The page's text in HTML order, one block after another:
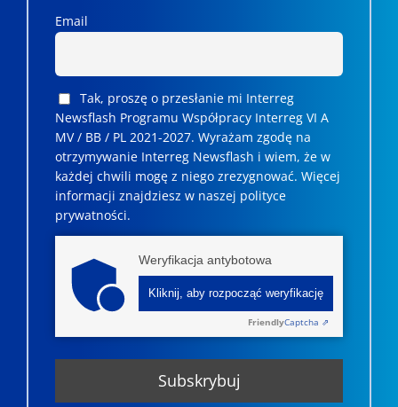
Email
Tak, proszę o przesłanie mi Interreg
Newsflash Programu Współpracy Interreg VI A
MV / BB / PL 2021-2027. Wyrażam zgodę na
otrzymywanie Interreg Newsflash i wiem, że w
każdej chwili mogę z niego zrezygnować. ­­Więcej
informacji znajdziesz w naszej polityce
prywatności.
Weryfikacja antybotowa
Kliknij, aby rozpocząć weryfikację
FriendlyCaptcha ⇗